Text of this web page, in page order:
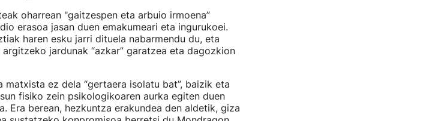
oharrean "gaitzespen eta arbuio irmoena”
erasoa jasan duen emakumeari eta ingurukoei.
haren esku jarri dituela nabarmendu du, eta
jardunak “azkar” garatzea eta dagozkion
ez dela “gertaera isolatu bat”, baizik eta
fisiko zein psikologikoaren aurka egiten duen
Era berean, hezkuntza erakundea den aldetik, giza